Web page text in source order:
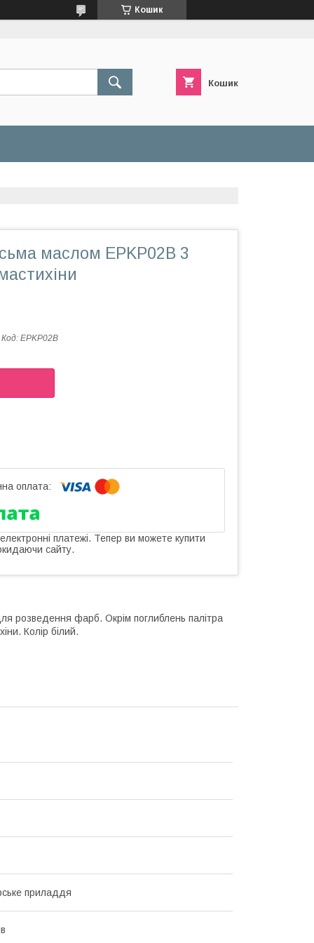
Кошик
Кошик
маслом EPKP02B 3
Код: EPKP02B
платежі. Тепер ви можете купити
сайту.
розведення фарб. Окрім поглиблень палітра
Колір білий.
приладдя